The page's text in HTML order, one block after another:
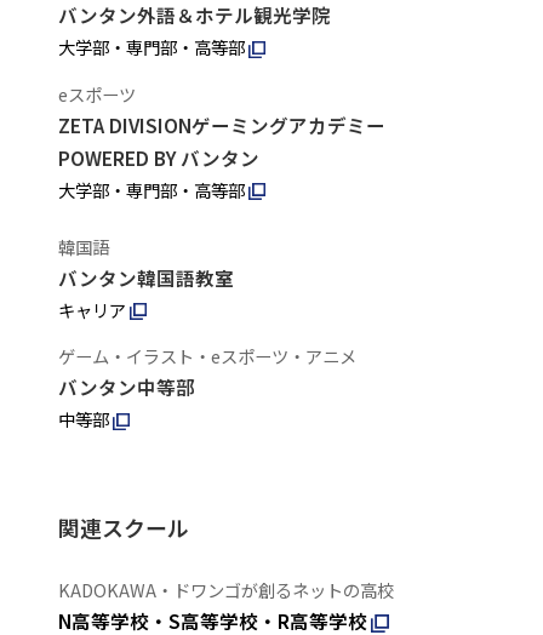
バンタン外語＆ホテル観光学院
大学部・専門部・高等部
eスポーツ
ZETA DIVISIONゲーミングアカデミー
POWERED BY バンタン
大学部・専門部・高等部
韓国語
バンタン韓国語教室
キャリア
ゲーム・イラスト・eスポーツ・アニメ
バンタン中等部
中等部
関連スクール
KADOKAWA・ドワンゴが創るネットの高校
N高等学校・S高等学校・R高等学校